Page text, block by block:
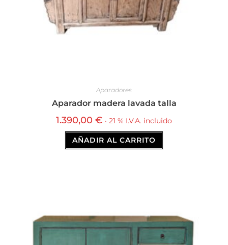
Aparadores
Aparador madera lavada talla
1.390,00 € · 21 % I.V.A. incluido
AÑADIR AL CARRITO